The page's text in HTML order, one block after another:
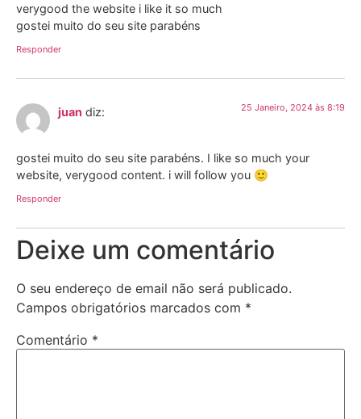
verygood the website i like it so much
gostei muito do seu site parabéns
Responder
juan diz: 25 Janeiro, 2024 às 8:19
gostei muito do seu site parabéns. I like so much your
website, verygood content. i will follow you 🙂
Responder
Deixe um comentário
O seu endereço de email não será publicado.
Campos obrigatórios marcados com *
Comentário *